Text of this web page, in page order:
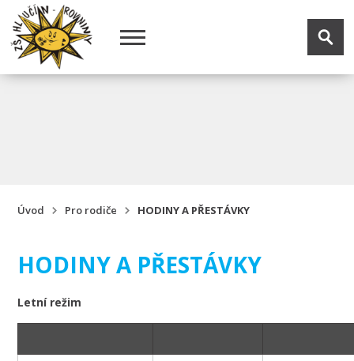
Úvod Pro rodiče HODINY A PŘESTÁVKY
HODINY A PŘESTÁVKY
Letní režim